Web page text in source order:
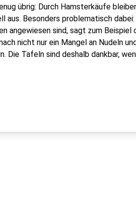
übrig: Durch Hamsterkäufe
aus. Besonders problematisch
angewiesen sind, sagt zum Beispiel
nicht nur ein Mangel an Nudeln
Die Tafeln sind deshalb dankbar,